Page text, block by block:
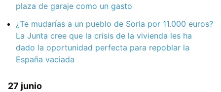
plaza de garaje como un gasto
¿Te mudarías a un pueblo de Soria por 11.000 euros?
La Junta cree que la crisis de la vivienda les ha
dado la oportunidad perfecta para repoblar la
España vaciada
27 junio